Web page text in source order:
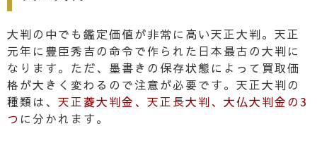
大判の中でも鑑定価値が非常に高い天正大判。天正
元年に豊臣秀吉の命令で作られた日本最古の大判に
なります。ただ、墨書きの保存状態によって買取価
格が大きく変わるので注意が必要です。天正大判の
種類は、 天正菱大判金、天正長大判、大仏大判金の3
つ に分かれます。